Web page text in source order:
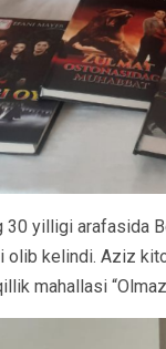
yilligi arafasida
olib kelindi. Aziz
mahallasi